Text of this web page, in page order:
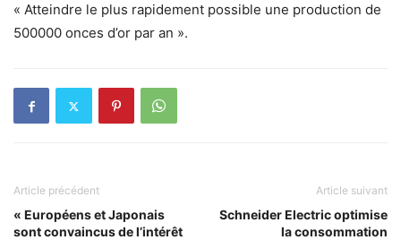
« Atteindre le plus rapidement possible une production de
500000 onces d’or par an ».
Article précédent
« Européens et Japonais
sont convaincus de l’intérêt
Article suivant
Schneider Electric optimise
la consommation